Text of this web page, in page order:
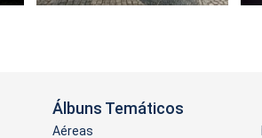
Álbuns Temáticos
Aéreas